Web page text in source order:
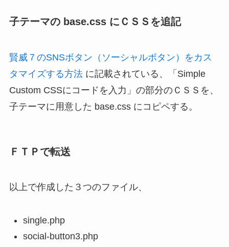
子テーマの base.css にＣＳＳを追記
賢威７のSNSボタン（ソーシャルボタン）をカス
タマイズする方法に記載されている、「Simple
Custom CSSにコードを入力」の部分のＣＳＳを、
子テーマに用意した base.css にコピペする。
ＦＴＰで転送
以上で作成した３つのファイル、
single.php
social-button3.php